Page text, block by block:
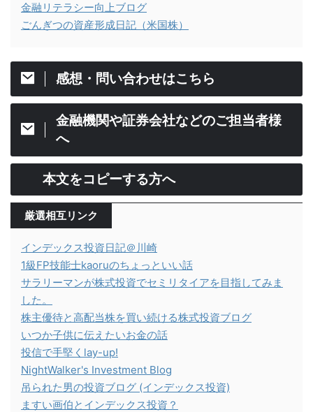
金融リテラシー向上ブログ
ごんぎつの資産形成日記（米国株）
感想・問い合わせはこちら
金融機関や証券会社などのご担当者様
へ
本文をコピーする方へ
厳選相互リンク
インデックス投資日記＠川崎
1級FP技能士kaoruのちょっといい話
サラリーマンが株式投資でセミリタイアを目指してみま
した。
株主優待と高配当株を買い続ける株式投資ブログ
いつか子供に伝えたいお金の話
投信で手堅くlay-up!
NightWalker's Investment Blog
吊られた男の投資ブログ (インデックス投資)
ますい画伯とインデックス投資？